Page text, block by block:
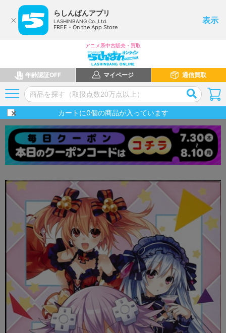
らしんばんアプリ
LASHINBANG Co.,Ltd.
FREE - On the App Store
表示
アニメ系中古販売・買取
年齢認証OFF マイページ 通信買取
カートに0個の商品が入っています